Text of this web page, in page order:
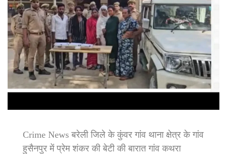
Crime News बरेली जिले के कुंवर गांव थाना क्षेत्र के गांव
हुसैनपुर में प्रेम शंकर की बेटी की बारात गांव कथरा